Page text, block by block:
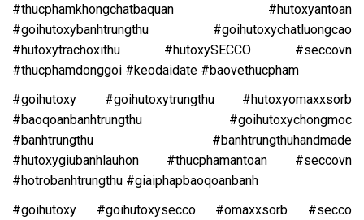
#thucphamkhongchatbaquan #hutoxyantoan
#goihutoxybanhtrungthu #goihutoxychatluongcao
#hutoxytrachoxithu #hutoxySECCO #seccovn
#thucphamdonggoi #keodaidate #baovethucpham
#goihutoxy #goihutoxytrungthu #hutoxyomaxxsorb
#baoqoanbanhtrungthu #goihutoxychongmoc
#banhtrungthu #banhtrungthuhandmade
#hutoxygiubanhlauhon #thucphamantoan #seccovn
#hotrobanhtrungthu #giaiphapbaoqoanbanh
#goihutoxy #goihutoxysecco #omaxxsorb #secco